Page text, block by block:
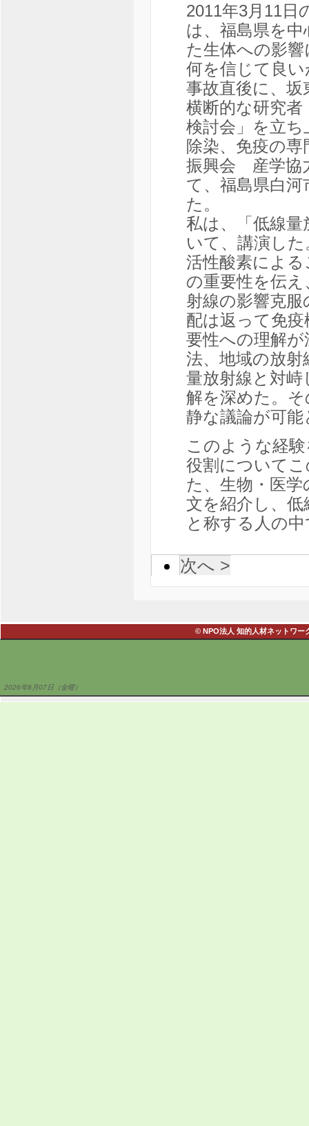
2011年3月11日
は、福島県を
た生体への影
何を信じて良
事故直後に、
横断的な研究
検討会」を立
除染、免疫の
振興会 産学協
て、福島県白
た。
私は、「低線
いて、講演し
活性酸素によ
の重要性を伝
射線の影響克
配は返って免
要性への理解
法、地域の放
量放射線と対
解を深めた。
静な議論が可
このような経
役割について
た、生物・医
文を紹介し、
と称する人の
次へ >
© NPO法人 知的人材ネットワ
2026年8月07日（金曜）